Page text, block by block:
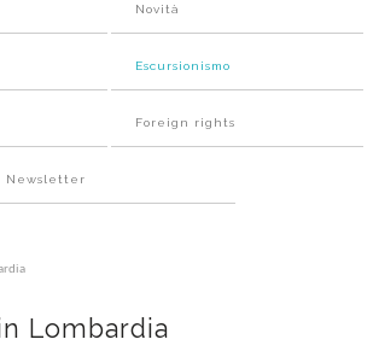
Novità
Escursionismo
Foreign rights
Newsletter
Lombardia